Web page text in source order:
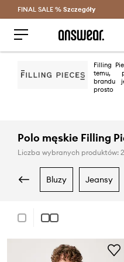
Oszczędzaj
FINAL SALE % Szczegóły
Filling
temu,
brandu
Polo męskie Filling
Liczba wybranych produktów: 2
bluzy jeansy